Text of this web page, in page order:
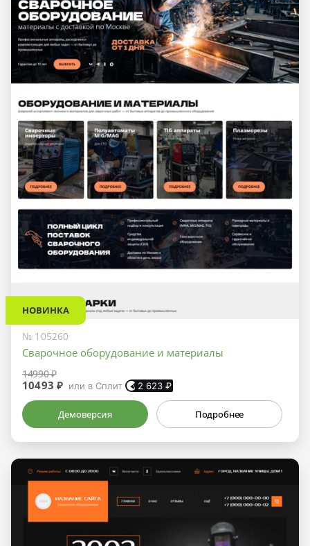
НОВИНКА
№ 105260
Сварочное оборудование и материалы
14990 ₽
10493 ₽ или в Сплит 2 623 ₽
Демоверсия Подробнее